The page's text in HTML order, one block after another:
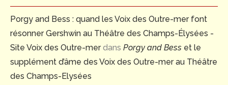
Porgy and Bess : quand les Voix des Outre-mer font
résonner Gershwin au Théâtre des Champs-Élysées -
Site Voix des Outre-merdans Porgy and Bess et le
supplément d’âme des Voix des Outre-mer au Théâtre
des Champs-Elysées